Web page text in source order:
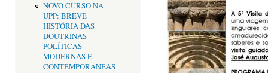
NOVO CURSO NA
UPP: BREVE
HISTÓRIA DAS
DOUTRINAS
POLÍTICAS
MODERNAS E
CONTEMPORÂNEAS